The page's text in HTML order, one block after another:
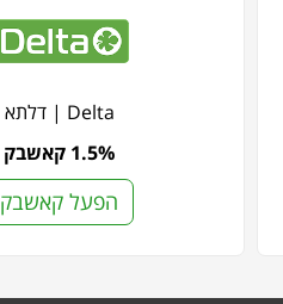
Delta | דלתא
1.5% קאשבק
הפעל קאשבק